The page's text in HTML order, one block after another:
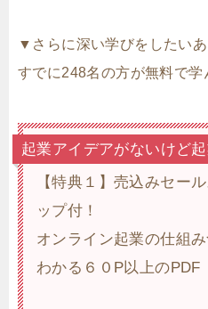
▼さらに深い学びをしたいあ
すでに248名の方が無料で学
起業アイデアがないけど
【特典１】売込みセー
ップ付！
オンライン起業の仕組
わかる６０P以上のPDF